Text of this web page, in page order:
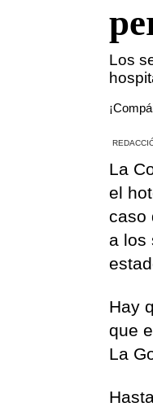
Los
La
el
caso
a los
Hay
que
La